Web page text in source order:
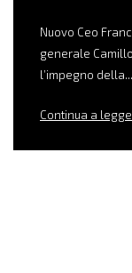
Nuovo Ceo
generale
l’impegno della...
Continua a